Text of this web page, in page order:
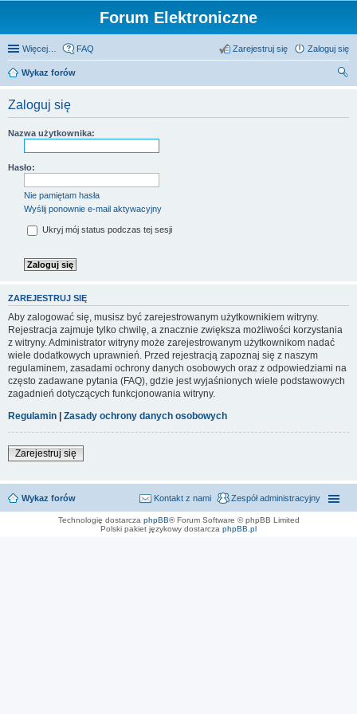
Forum Elektroniczne
Więcej… FAQ Zaloguj się
Zarejestruj się
Wykaz forów
Zaloguj się
Nazwa użytkownika:
Hasło:
Nie pamiętam hasła
Wyślij ponownie e-mail aktywacyjny
Ukryj mój status podczas tej sesji
ZAREJESTRUJ SIĘ
Aby zalogować się, musisz być zarejestrowanym użytkownikiem witryny.
Rejestracja zajmuje tylko chwilę, a znacznie zwiększa możliwości korzystania
z witryny. Administrator witryny może zarejestrowanym użytkownikom nadać
wiele dodatkowych uprawnień. Przed rejestracją zapoznaj się z naszym
regulaminem, zasadami ochrony danych osobowych oraz z odpowiedziami na
często zadawane pytania (FAQ), gdzie jest wyjaśnionych wiele podstawowych
zagadnień dotyczących funkcjonowania witryny.
Regulamin | Zasady ochrony danych osobowych
Zarejestruj się
Wykaz forów Zespół administracyjny
Kontakt z nami
Technologię dostarcza phpBB® Forum Software © phpBB Limited
Polski pakiet językowy dostarcza phpBB.pl